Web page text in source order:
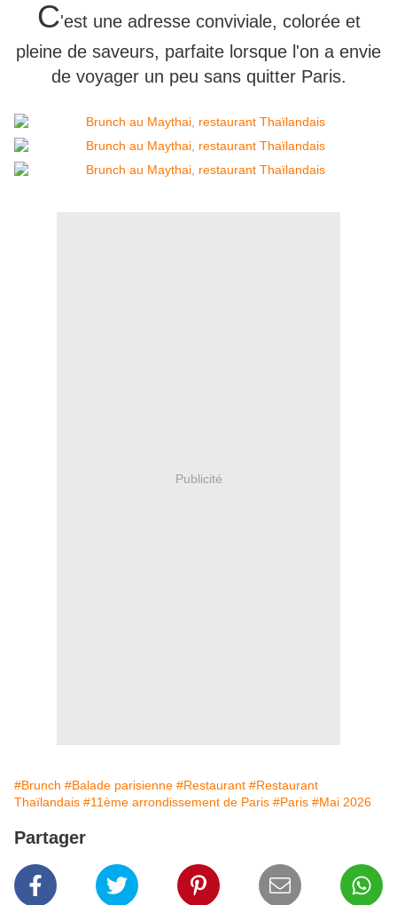
C'est une adresse conviviale, colorée et
pleine de saveurs, parfaite lorsque l'on a envie
de voyager un peu sans quitter Paris.
Publicité
#Brunch #Balade parisienne #Restaurant #Restaurant
Thaïlandais #11ème arrondissement de Paris #Paris #Mai 2026
Partager